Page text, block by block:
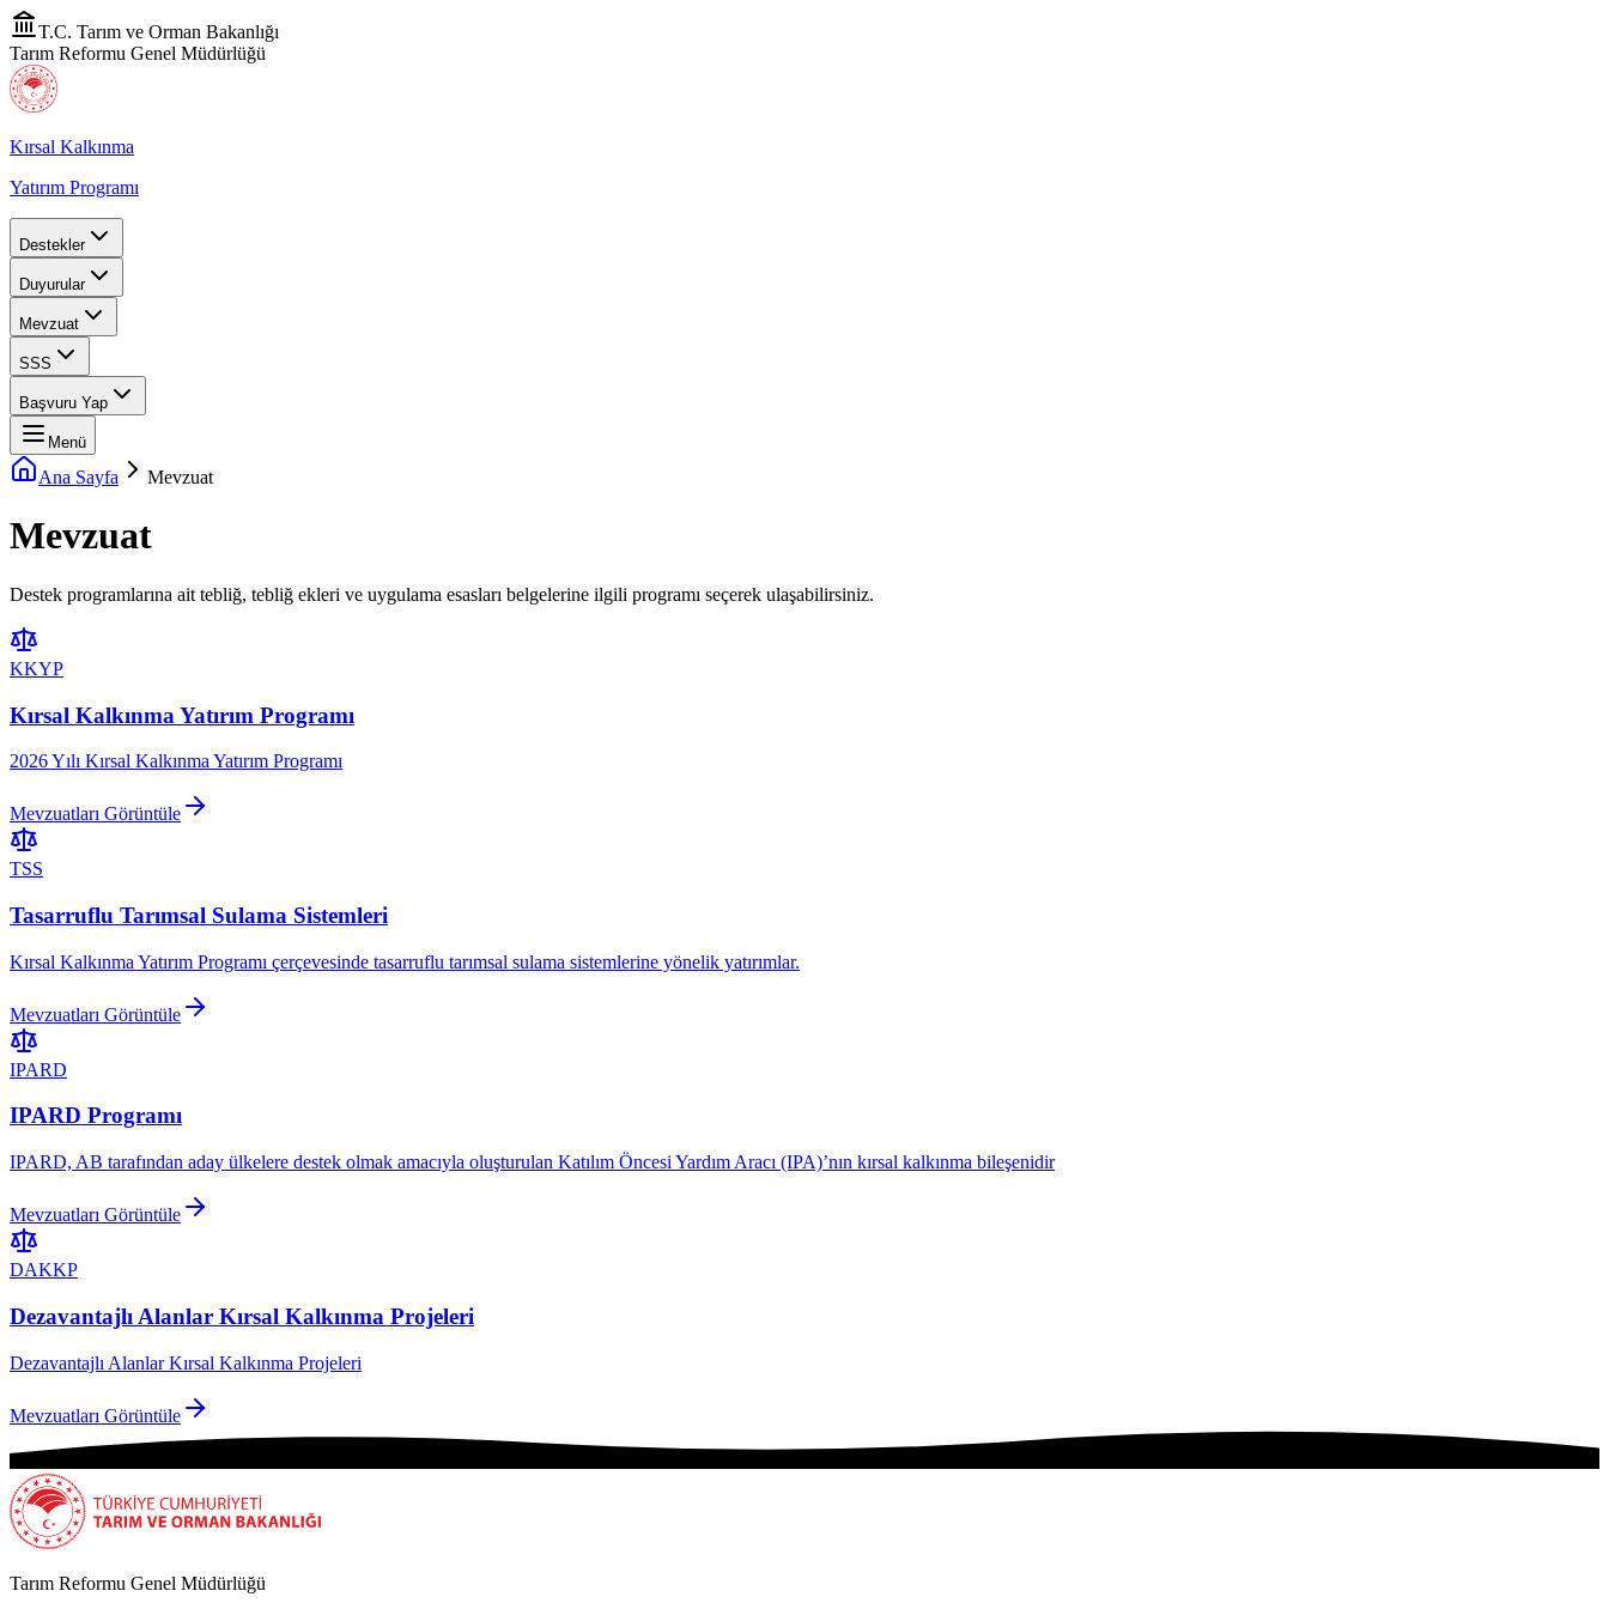
T.C. Tarım ve Orman Bakanlığı
Tarım Reformu Genel Müdürlüğü
Kırsal Kalkınma
Yatırım Programı
Destekler
Duyurular
Mevzuat
SSS
Başvuru Yap
Menü
Ana Sayfa Mevzuat
Mevzuat
Destek programlarına ait tebliğ, tebliğ ekleri ve uygulama esasları belgelerine ilgili programı seçerek ulaşabilirsiniz.
KKYP
Kırsal Kalkınma Yatırım Programı
2026 Yılı Kırsal Kalkınma Yatırım Programı
Mevzuatları Görüntüle
TSS
Tasarruflu Tarımsal Sulama Sistemleri
Kırsal Kalkınma Yatırım Programı çerçevesinde tasarruflu tarımsal sulama sistemlerine yönelik yatırımlar.
Mevzuatları Görüntüle
IPARD
IPARD Programı
IPARD, AB tarafından aday ülkelere destek olmak amacıyla oluşturulan Katılım Öncesi Yardım Aracı (IPA)’nın kırsal kalkınma bileşenidir
Mevzuatları Görüntüle
DAKKP
Dezavantajlı Alanlar Kırsal Kalkınma Projeleri
Dezavantajlı Alanlar Kırsal Kalkınma Projeleri
Mevzuatları Görüntüle
Tarım Reformu Genel Müdürlüğü